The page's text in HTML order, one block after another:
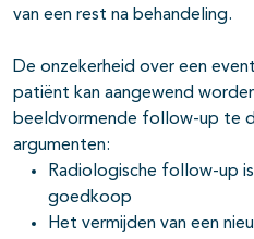
van een rest na behandeling.
De onzekerheid over een
patiënt kan aangewend
beeldvormende follow-up te
argumenten:
Radiologische follow-up
goedkoop
Het vermijden van een